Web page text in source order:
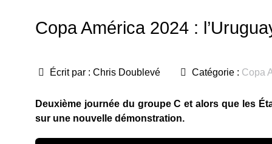
Copa América 2024 :
Écrit par : Chris Doublevé Catégorie : Copa
Deuxième journée du groupe C et alors que les
sur une nouvelle démonstration.